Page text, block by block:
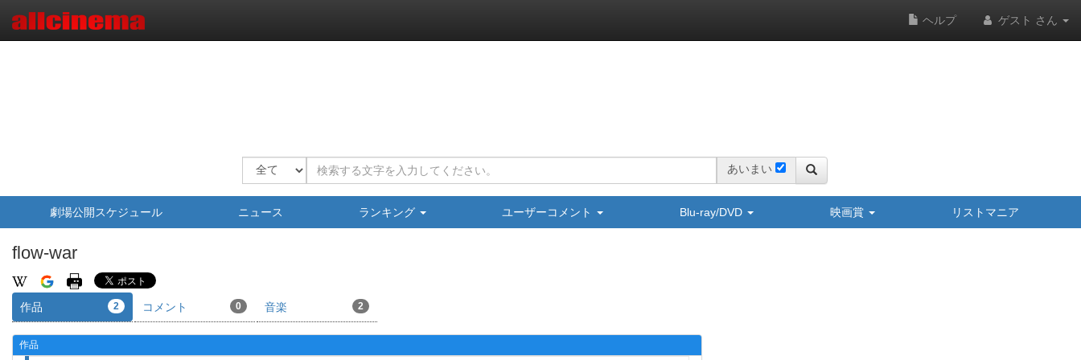
ヘルプ ゲスト さん
あいまい
劇場公開スケジュール ニュース ランキング ユーザーコメント Blu-ray/DVD 映画賞 リストマニア
flow-war
作品 2 コメント 0 音楽 2
作品